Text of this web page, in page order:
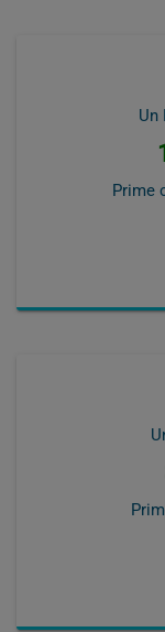
Un
Prime